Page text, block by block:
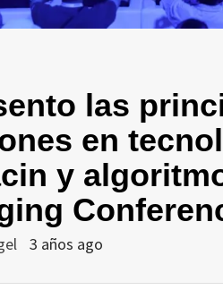
las
en
y
3 años ago